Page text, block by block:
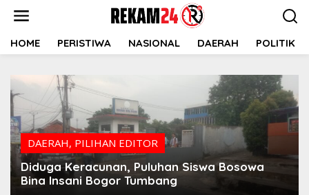
HOME PERISTIWA NASIONAL DAERAH POLITIK
DAERAH, PILIHAN EDITOR
Diduga Keracunan, Puluhan Siswa Bosowa
Bina Insani Bogor Tumbang